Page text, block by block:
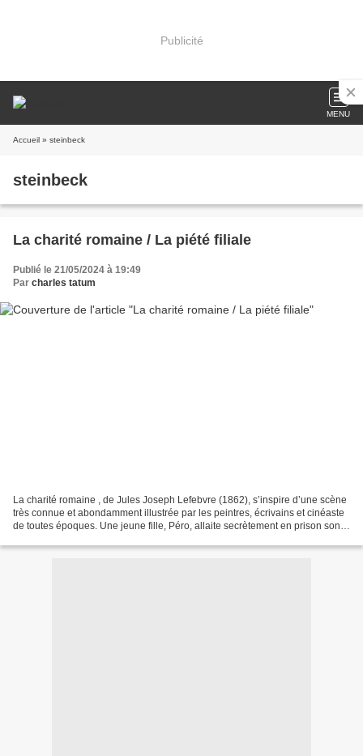
Publicité
MENU
Accueil » steinbeck
steinbeck
La charité romaine / La piété filiale
Publié le 21/05/2024 à 19:49
Par charles tatum
La charité romaine , de Jules Joseph Lefebvre (1862), s’inspire d’une scène
très connue et abondamment illustrée par les peintres, écrivains et cinéaste
de toutes époques. Une jeune fille, Péro, allaite secrètement en prison son